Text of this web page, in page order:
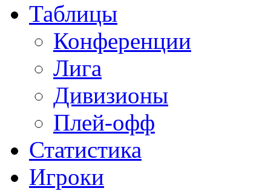
Таблицы
Конференции
Лига
Дивизионы
Плей-офф
Статистика
Игроки